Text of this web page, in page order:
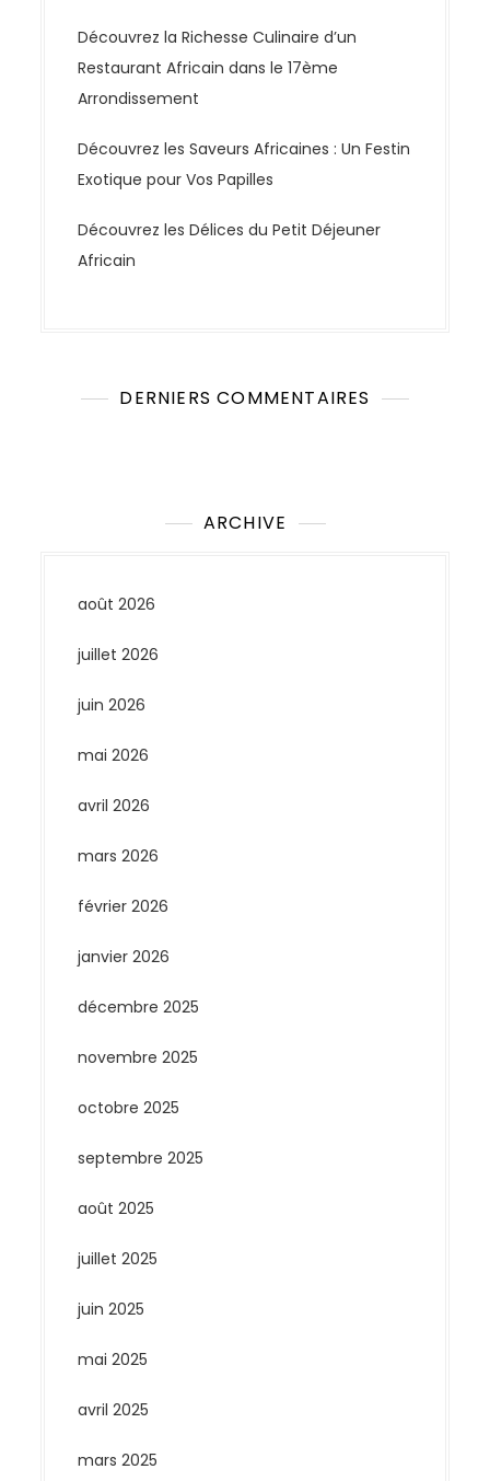
Découvrez la Richesse Culinaire d’un
Restaurant Africain dans le 17ème
Arrondissement
Découvrez les Saveurs Africaines : Un Festin
Exotique pour Vos Papilles
Découvrez les Délices du Petit Déjeuner
Africain
DERNIERS COMMENTAIRES
ARCHIVE
août 2026
juillet 2026
juin 2026
mai 2026
avril 2026
mars 2026
février 2026
janvier 2026
décembre 2025
novembre 2025
octobre 2025
septembre 2025
août 2025
juillet 2025
juin 2025
mai 2025
avril 2025
mars 2025